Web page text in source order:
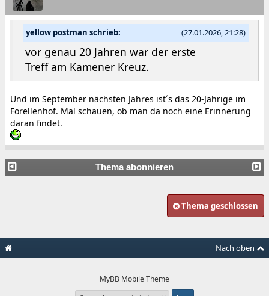
(27.01.2026, 21:28)
yellow postman schrieb:
vor genau 20 Jahren war der erste
Treff am Kamener Kreuz.
Und im September nächsten Jahres ist´s das 20-Jährige im
Forellenhof. Mal schauen, ob man da noch eine Erinnerung
daran findet.
Thema abonnieren
Thema geschlossen
Nach oben
MyBB Mobile Theme